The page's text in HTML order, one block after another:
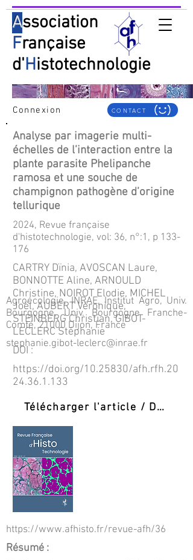
Association
Française
d'Histotechnologie
Connexion CONTACT
Agroécologie, INRAE, Institut Agro, Univ.
Bourgogne, Univ. Bourgogne Franche-
Comté, 21000 Dijon, France
stephanie.gibot-leclerc@inrae.fr
Analyse par imagerie multi-
échelles de l’interaction entre la
plante parasite Phelipanche
ramosa et une souche de
champignon pathogène d’origine
tellurique
2024, Revue française
d'histotechnologie, vol: 36, n°:1, p 133-
176
CARTRY Dïnia, AVOSCAN Laure,
BONNOTTE Aline, ARNOULD
Christine, NOIROT Elodie, MICHEL
Joël, AUBERT Véronique,
STEINBERG Christian, GIBOT-
LECLERC Stéphanie
DOI :
https://doi.org/10.25830/afh.rfh.20
24.36.1.133
Télécharger l'article / Download PDF
https://www.afhisto.fr/revue-afh/36
Résumé :